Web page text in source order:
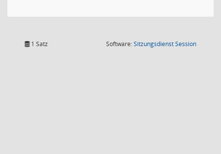
1 Satz Software:SitzungsdienstSession(Wird in